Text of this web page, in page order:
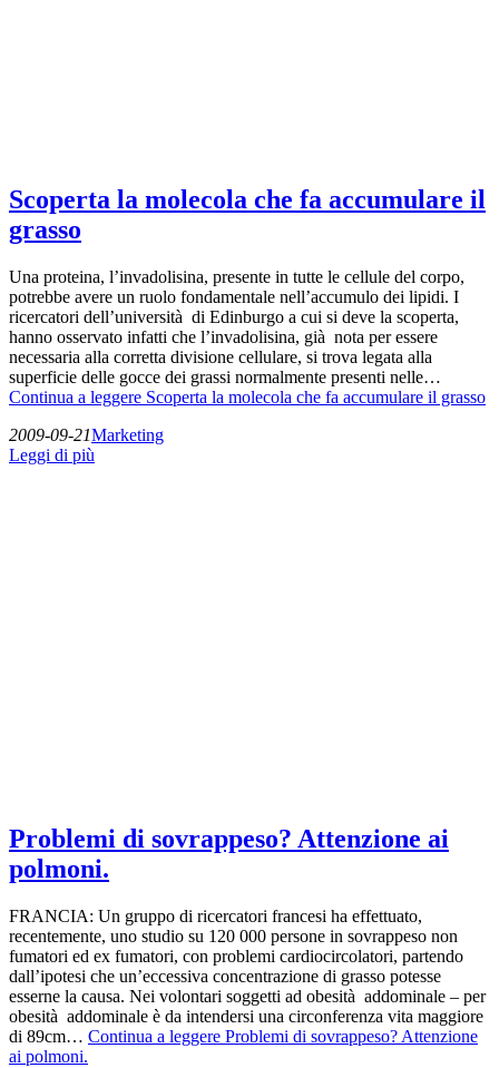
Scoperta la molecola che fa accumulare il
grasso
Una proteina, l’invadolisina, presente in tutte le cellule del corpo,
potrebbe avere un ruolo fondamentale nell’accumulo dei lipidi. I
ricercatori dell’università di Edinburgo a cui si deve la scoperta,
hanno osservato infatti che l’invadolisina, già nota per essere
necessaria alla corretta divisione cellulare, si trova legata alla
superficie delle gocce dei grassi normalmente presenti nelle…
Continua a leggere Scoperta la molecola che fa accumulare il grasso
2009-09-21Marketing
Leggi di più
Problemi di sovrappeso? Attenzione ai
polmoni.
FRANCIA: Un gruppo di ricercatori francesi ha effettuato,
recentemente, uno studio su 120 000 persone in sovrappeso non
fumatori ed ex fumatori, con problemi cardiocircolatori, partendo
dall’ipotesi che un’eccessiva concentrazione di grasso potesse
esserne la causa. Nei volontari soggetti ad obesità addominale – per
obesità addominale è da intendersi una circonferenza vita maggiore
di 89cm… Continua a leggere Problemi di sovrappeso? Attenzione
ai polmoni.